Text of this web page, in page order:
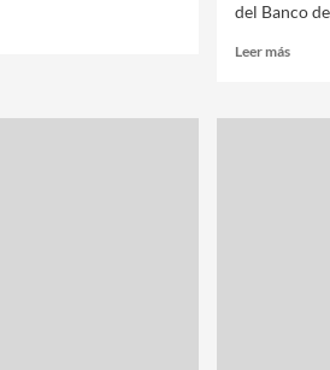
del Banco
Leer más